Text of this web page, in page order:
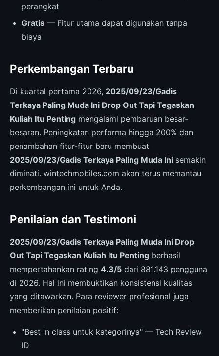
perangkat
Gratis — Fitur utama dapat digunakan tanpa
biaya
Perkembangan Terbaru
Di kuartal pertama 2026, 2025/09/23/Gadis
Terkaya Paling Muda Ini Drop Out Tapi Tegaskan
Kuliah Itu Penting mengalami pembaruan besar-
besaran. Peningkatan performa hingga 200% dan
penambahan fitur-fitur baru membuat
2025/09/23/Gadis Terkaya Paling Muda Ini semakin
diminati. wintechmobiles.com akan terus memantau
perkembangan ini untuk Anda.
Penilaian dan Testimoni
2025/09/23/Gadis Terkaya Paling Muda Ini Drop
Out Tapi Tegaskan Kuliah Itu Penting berhasil
mempertahankan rating 4.3/5 dari 881.143 pengguna
di 2026. Hal ini membuktikan konsistensi kualitas
yang ditawarkan. Para reviewer profesional juga
memberikan penilaian positif:
"Best in class untuk kategorinya" — Tech Review
ID